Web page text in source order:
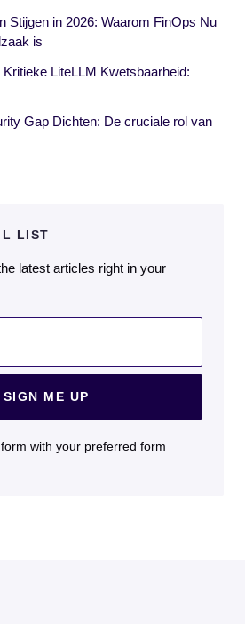
Stijgen in 2026: Waarom FinOps Nu
is
LiteLLM Kwetsbaarheid:
Gap Dichten: De cruciale rol van
LIST
latest articles right in your
SIGN ME UP
with your preferred form